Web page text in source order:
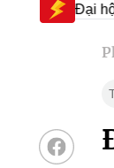
Đại hội XIV